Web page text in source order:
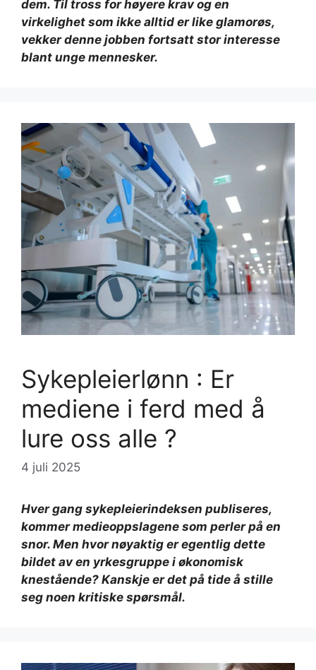
dem. Til tross for høyere krav og en
virkelighet som ikke alltid er like glamorøs,
vekker denne jobben fortsatt stor interesse
blant unge mennesker.
Sykepleierlønn : Er
mediene i ferd med å
lure oss alle ?
4 juli 2025
Hver gang sykepleierindeksen publiseres,
kommer medieoppslagene som perler på en
snor. Men hvor nøyaktig er egentlig dette
bildet av en yrkesgruppe i økonomisk
knestående? Kanskje er det på tide å stille
seg noen kritiske spørsmål.